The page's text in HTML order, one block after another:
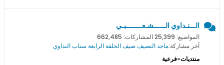
الـــنـداوي الــــــشـعــــــــبـي
المواضيع: 25,399 المشاركات: 662,485
آخر مشاركة:ماجد النصيف ضيف الحلقة الرابعة سناب النداوي
منتديات-فرعية